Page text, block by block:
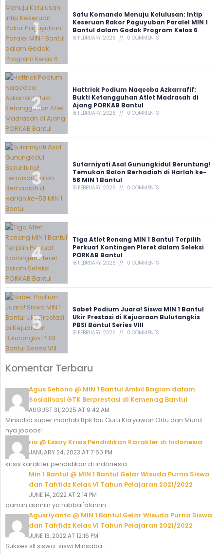
Satu Komando Menuju Kelulusan: Intip
Keseruan Rakor Paguyuban Paralel MIN 1
Bantul dalam Godok Program Kelas 6
18 FEBRUARY, 2026 0 COMMENTS
Hattrick Podium Naqeeba Azkarrafif:
Bukti Ketangguhan Atlet Madrasah di
Ajang PORKAB Bantul
18 FEBRUARY, 2026 0 COMMENTS
Sutarniyati Asal Gunungkidul Beruntung!
Temukan Balon Berhadiah di Harlah ke-
58 MIN 1 Bantul
18 FEBRUARY, 2026 0 COMMENTS
Tiga Atlet Renang MIN 1 Bantul Terpilih
Perkuat Kontingen Pleret dalam Seleksi
PORKAB Bantul
18 FEBRUARY, 2026 0 COMMENTS
Sabet Podium Juara! Siswa MIN 1 Bantul
Ukir Prestasi di Kejuaraan Bulutangkis
PBSI Bantul Series VIII
18 FEBRUARY, 2026 0 COMMENTS
Komentar Terbaru
Agus Sehono @ MIN 1 Bantul Ambil Bagian dalam
Sosialisasi GTK Berprestasi di Kemenag Bantul
AUGUST 31, 2025 AT 9:42 AM
Minsaba super mantab Bpk Ibu Guru Karyawan Ortu dan Murid
nya joooos!
rio @ Essay Krisis Pendidikan Karakter di Indonesia
JANUARY 24, 2023 AT 7:50 PM
krisis karakter pendidikan di indonesia
Min 1 Bantul @ MIN 1 Bantul Gelar Wisuda Purna Siswa
dan Tahfidz Kelas VI Tahun Pelajaran 2021/2022
JUNE 14, 2022 AT 2:14 PM
aamiin aamiin ya rabbal'alamin
Agusriyanto @ MIN 1 Bantul Gelar Wisuda Purna Siswa
dan Tahfidz Kelas VI Tahun Pelajaran 2021/2022
JUNE 13, 2022 AT 12:16 PM
Sukses sll siswa-siswi Minsaba...